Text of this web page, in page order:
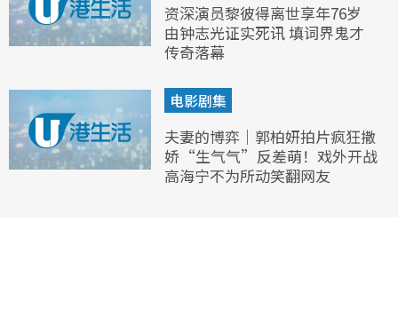
资深演员黎彼得离世享年76岁
由钟志光证实死讯 填词界鬼才
传奇落幕
电影剧集
夫妻的博弈｜郭柏妍拍片疯狂撒
娇“生气气”反差萌！戏外开战
高海宁不为所动笑翻网友